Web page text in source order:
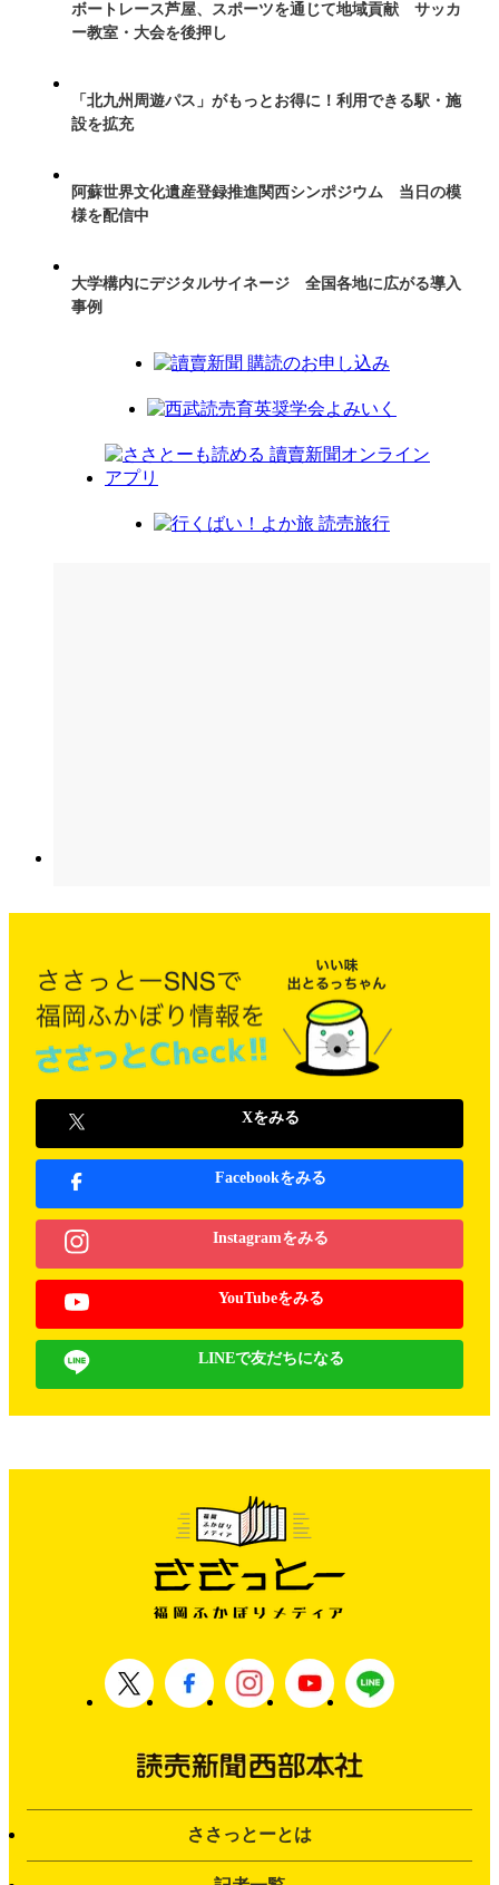
ボートレース芦屋、スポーツを通じて地域貢献 サッカ
ー教室・大会を後押し
「北九州周遊パス」がもっとお得に！利用できる駅・施
設を拡充
阿蘇世界文化遺産登録推進関西シンポジウム 当日の模
様を配信中
大学構内にデジタルサイネージ 全国各地に広がる導入
事例
Xをみる
Facebookをみる
Instagramをみる
YouTubeをみる
LINEで友だちになる
ささっとーとは